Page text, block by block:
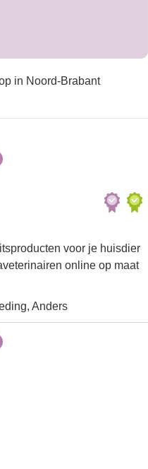
in Noord-Brabant
voor je huisdier
online op maat
Anders